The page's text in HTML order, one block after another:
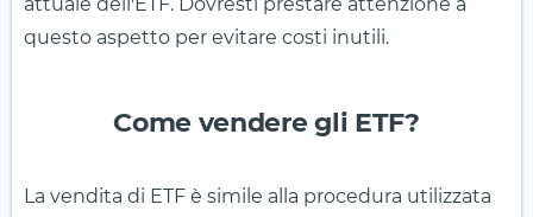
questo aspetto per evitare costi inutili.
Come vendere gli ETF?
La vendita di ETF è simile alla procedura utilizzata